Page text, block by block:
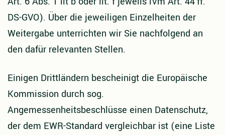
DS-GVO). Über die jeweiligen Einzelheiten der
Weitergabe unterrichten wir Sie nachfolgend an
den dafür relevanten Stellen.
Einigen Drittländern bescheinigt die Europäische
Kommission durch sog.
Angemessenheitsbeschlüsse einen Datenschutz,
der dem EWR-Standard vergleichbar ist (eine Liste